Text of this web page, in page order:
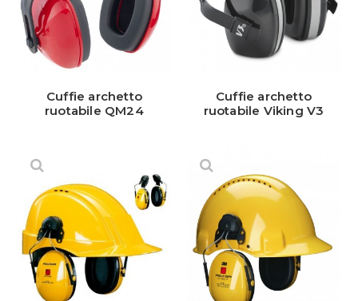
Cuffie archetto
ruotabile QM24
Cuffie archetto
ruotabile Viking V3